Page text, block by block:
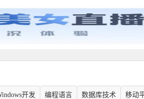
开发 编程语言 数据库技术 移动